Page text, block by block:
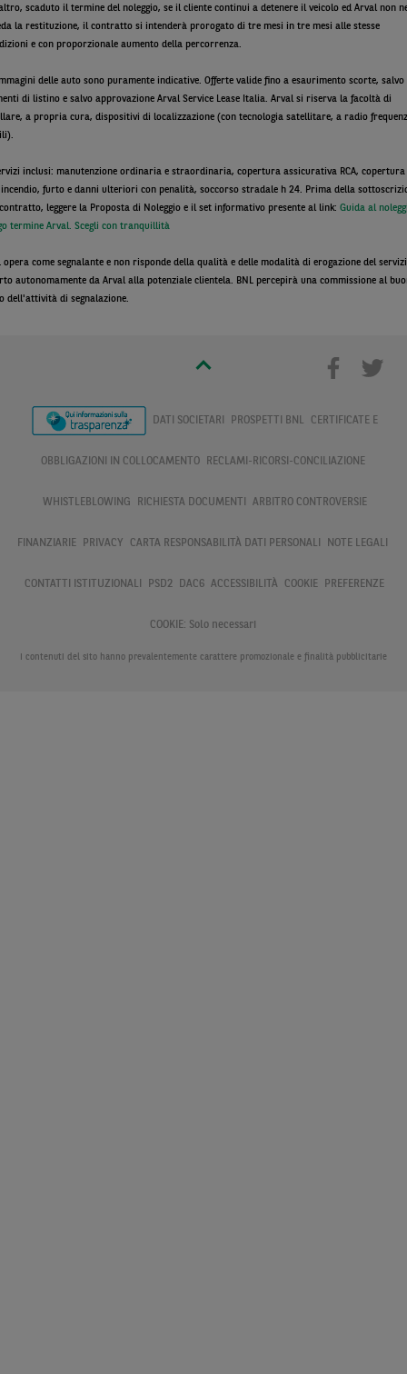
scaduto il termine del noleggio, se il cliente continui a detenere il veicolo ed Arval non
la restituzione, il contratto si intenderà prorogato di tre mesi in tre mesi alle stesse
e con proporzionale aumento della percorrenza.
delle auto sono puramente indicative. Offerte valide fino a esaurimento scorte, salvo
di listino e salvo approvazione Arval Service Lease Italia. Arval si riserva la facoltà di
a propria cura, dispositivi di localizzazione (con tecnologia satellitare, a radio
inclusi: manutenzione ordinaria e straordinaria, copertura assicurativa RCA, copertura
furto e danni ulteriori con penalità, soccorso stradale h 24. Prima della
leggere la Proposta di Noleggio e il set informativo presente al link: Guida al
termine Arval. Scegli con tranquillità
opera come segnalante e non risponde della qualità e delle modalità di erogazione del
autonomamente da Arval alla potenziale clientela. BNL percepirà una commissione al
dell'attività di segnalazione.
DATI SOCIETARI PROSPETTI BNL CERTIFICATE E
OBBLIGAZIONI IN COLLOCAMENTO RECLAMI-RICORSI-CONCILIAZIONE
WHISTLEBLOWING RICHIESTA DOCUMENTI ARBITRO CONTROVERSIE
FINANZIARIE PRIVACY CARTA RESPONSABILITÀ DATI PERSONALI NOTE LEGALI
CONTATTI ISTITUZIONALI PSD2 DAC6 ACCESSIBILITÀ COOKIE PREFERENZE
COOKIE: Solo necessari
I contenuti del sito hanno prevalentemente carattere promozionale e finalità pubblicitarie